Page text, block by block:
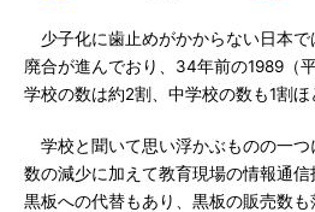
少子化に歯止めがかからない日本で
廃合が進んでおり、34年前の1989（
学校の数は約2割、中学校の数も1割ほ
学校と聞いて思い浮かぶものの一つ
数の減少に加えて教育現場の情報通
黒板への代替もあり、黒板の販売数も